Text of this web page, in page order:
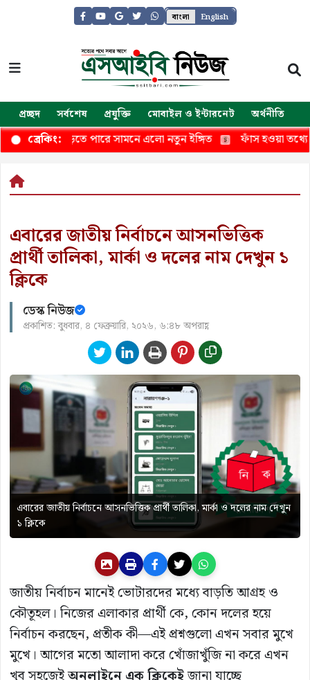
বাংলা English
প্রচ্ছদ সর্বশেষ প্রযুক্তি মোবাইল ও ইন্টারনেট অর্থনীতি
ব্রেকিং:
কত বাড়তে পারে সামনে এলো নতুন ইঙ্গিত ফাঁস হওয়া তথ্যে
এবারের জাতীয় নির্বাচনে আসনভিত্তিক
প্রার্থী তালিকা, মার্কা ও দলের নাম দেখুন ১
ক্লিকে
ডেস্ক নিউজ
প্রকাশিত: বুধবার, ৪ ফেব্রুয়ারি, ২০২৬, ৬:৪৮ অপরাহ্ণ
এবারের জাতীয় নির্বাচনে আসনভিত্তিক প্রার্থী তালিকা, মার্কা ও দলের নাম দেখুন
১ ক্লিকে
জাতীয় নির্বাচন মানেই ভোটারদের মধ্যে বাড়তি আগ্রহ ও
কৌতূহল। নিজের এলাকার প্রার্থী কে, কোন দলের হয়ে
নির্বাচন করছেন, প্রতীক কী—এই প্রশ্নগুলো এখন সবার মুখে
মুখে। আগের মতো আলাদা করে খোঁজাখুঁজি না করে এখন